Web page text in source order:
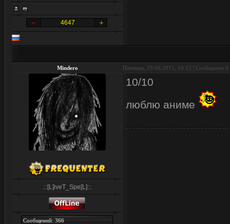
4647
Mindero Пятница, 19.08.2011, 10:15 | Сообщение #
.::[L]iveT_Spe[L]::.
Сообщений: 366
10/10
люблю аниме